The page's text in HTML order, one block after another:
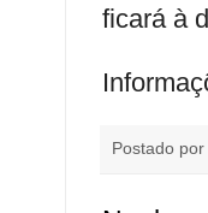
ficará à
Postado por